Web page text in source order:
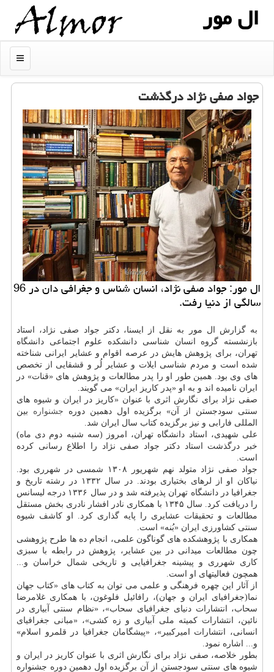
ال مور
منو
جواد صفی نژاد درگذشت
ال مور: جواد صفی نژاد، انسان شناس و جغرافی دان در 96
سالگی از دنیا رفت.
به گزارش ال مور به نقل از ایسنا، دکتر جواد صفی نژاد، استاد
بازنشسته گروه انسان شناسی دانشکده علوم اجتماعی دانشگاه
تهران، برای پژوهش هایش در عرصه اقوام و عشایر ایرانی شناخته
شده است و مردم شناسی ایلات و عشایر لُر و قشقایی از تخصص
های وی بود. همین طور او را پدر مطالعات و پژوهش های «قنات» در
ایران نامیده اند و به او «پدر کاریز ایران» می گویند.
صفی نژاد برای نگارش اثری با عنوان «کاریز در ایران و شیوه های
سنتی سودجستن از آن» برگزیده اول دهمین دوره جشنواره بین
المللی فارابی و نیز برگزیده کتاب سال ایران شد.
علی شهیدی، استاد دانشگاه تهران، امروز (سه شنبه دوم دی ماه)
خبر درگذشت استاد دکتر جواد صفی نژاد را اطلاع رسانی کرده
است.
جواد صفی نژاد متولد نهم شهریور ۱۳۰۸ شمسی در شهرری بود.
نیاکان او از لرهای بختیاری بودند. در سال ۱۳۳۲ در رشته تاریخ و
جغرافیا در دانشگاه تهران پذیرفته شد و در سال ۱۳۳۶ درجه لیسانس
را دریافت کرد. سال ۱۳۴۵ با همکاری نادر افشار نادری بخش مستقل
مطالعات و تحقیقات عشایری را پایه گذاری کرد. او کاشف شیوه
سنتی کشاورزی ایران «بُنه» است.
همکاری با پژوهشکده های گوناگون علمی، انجام ده ها طرح پژوهشی
چون مطالعات میدانی در بین عشایر، پژوهش در رابطه با سبزی
کاری شهرری و پیشینه جغرافیایی و تاریخی شمال خراسان و...
همچون فعالیتهای او است.
از آثار این چهره فرهنگی و علمی می توان به کتاب های «کتاب جهان
نما(جغرافیای ایران و جهان)، رافائیل فلوغون، با همکاری غلامرضا
سحاب، انتشارات دنیای جغرافیای سحاب»، «نظام سنتی آبیاری در
نائین، انتشارات کمیته ملی آبیاری و زه کشی»، «مبانی جغرافیای
انسانی، انتشارات امیرکبیر»، «پیشگامان جغرافیا در قلمرو اسلام»
و... اشاره نمود.
بطور خلاصه، صفی نژاد برای نگارش اثری با عنوان کاریز در ایران و
شیوه های سنتی سودجستن از آن برگزیده اول دهمین دوره جشنواره